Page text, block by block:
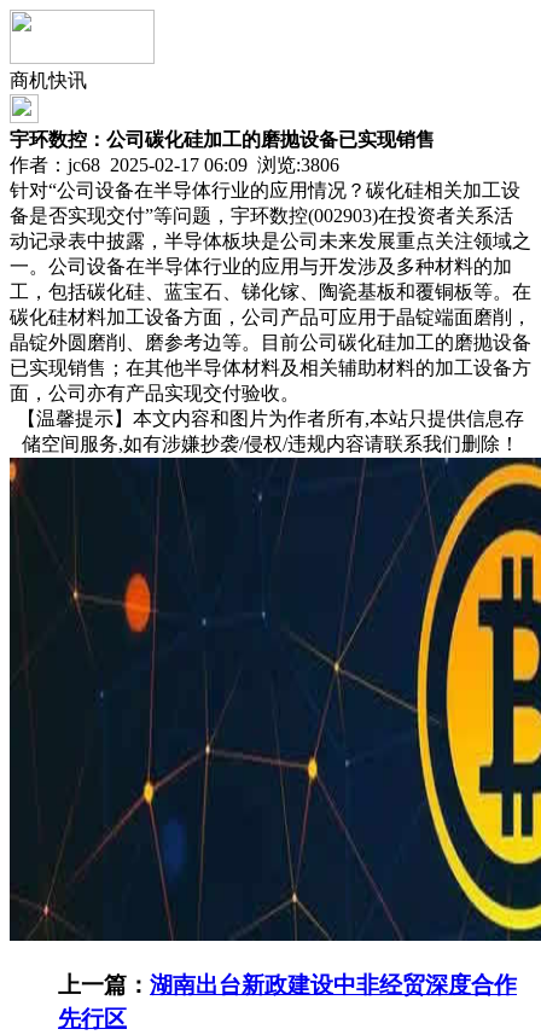
商机快讯
宇环数控：公司碳化硅加工的磨抛设备已实现销售
作者：jc68 2025-02-17 06:09 浏览:3806
针对“公司设备在半导体行业的应用情况？碳化硅相关加工设
备是否实现交付”等问题，宇环数控(002903)在投资者关系活
动记录表中披露，半导体板块是公司未来发展重点关注领域之
一。公司设备在半导体行业的应用与开发涉及多种材料的加
工，包括碳化硅、蓝宝石、锑化镓、陶瓷基板和覆铜板等。在
碳化硅材料加工设备方面，公司产品可应用于晶锭端面磨削，
晶锭外圆磨削、磨参考边等。目前公司碳化硅加工的磨抛设备
已实现销售；在其他半导体材料及相关辅助材料的加工设备方
面，公司亦有产品实现交付验收。
【温馨提示】本文内容和图片为作者所有,本站只提供信息存
储空间服务,如有涉嫌抄袭/侵权/违规内容请联系我们删除！
上一篇： 湖南出台新政建设中非经贸深度合作
先行区